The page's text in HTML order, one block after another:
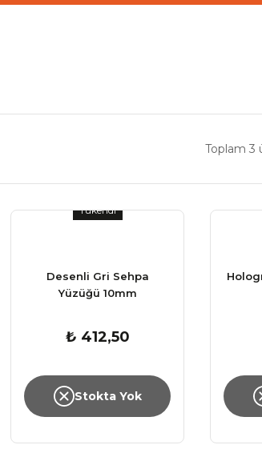
Toplam 3
Tükendi
Desenli Gri Sehpa
Yüzüğü 10mm
₺ 412,50
Stokta Yok